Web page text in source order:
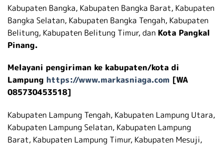
Kabupaten Bangka, Kabupaten Bangka Barat, Kabupaten
Bangka Selatan, Kabupaten Bangka Tengah, Kabupaten
Belitung, Kabupaten Belitung Timur, dan Kota Pangkal
Pinang.
Melayani pengiriman ke kabupaten/kota di
Lampung https://www.markasniaga.com [WA
085730453518]
Kabupaten Lampung Tengah, Kabupaten Lampung Utara,
Kabupaten Lampung Selatan, Kabupaten Lampung
Barat, Kabupaten Lampung Timur, Kabupaten Mesuji,